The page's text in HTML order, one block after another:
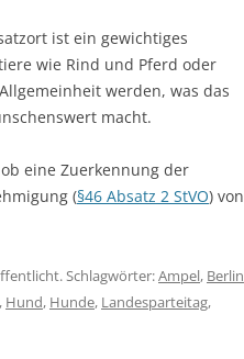
ist ein gewichtiges
wie Rind und Pferd oder
werden, was das
macht.
eine Zuerkennung der
(§46 Absatz 2 StVO) von
Schlagwörter:Ampel, Berlin
, Hund, Hunde, Landesparteitag,